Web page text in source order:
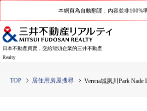
本網頁為自動翻譯，內容並非100%
日本不動產買賣，交給龍頭企業的三井不動產
Realty
TOP 居住用房屋搜尋 Verena城夙川Park Nade I